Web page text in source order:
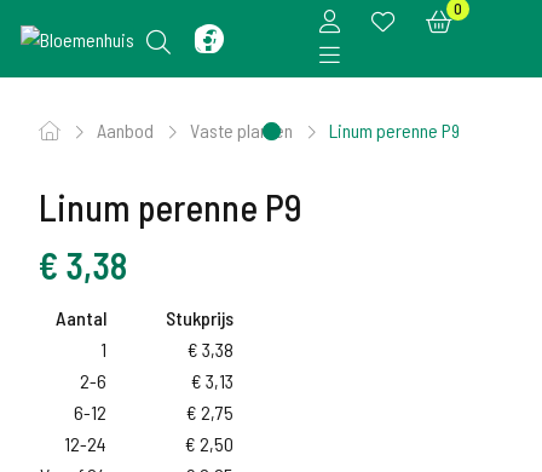
0
Aanbod Vaste planten Linum perenne P9
Linum perenne P9
€ 3,38
Aantal
Stukprijs
1
€ 3,38
2-6
€ 3,13
6-12
€ 2,75
12-24
€ 2,50